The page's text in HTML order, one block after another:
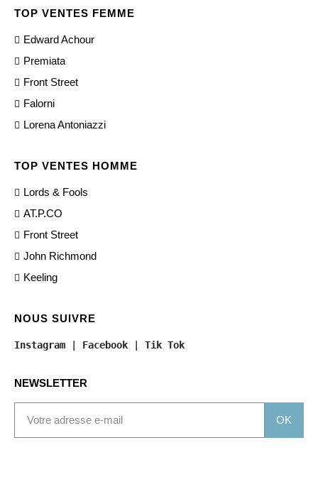
TOP VENTES FEMME
Edward Achour
Premiata
Front Street
Falorni
Lorena Antoniazzi
TOP VENTES HOMME
Lords & Fools
AT.P.CO
Front Street
John Richmond
Keeling
NOUS SUIVRE
Instagram Facebook Tik Tok
NEWSLETTER
OK